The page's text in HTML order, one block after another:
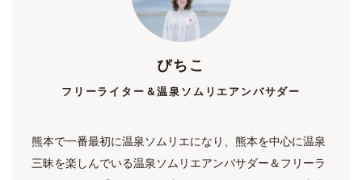
ぴちこ
フリーライター＆温泉ソムリエアンバサダー
熊本で一番最初に温泉ソムリエになり、熊本を中心に温泉
三昧を楽しんでいる温泉ソムリエアンバサダー＆フリーラ